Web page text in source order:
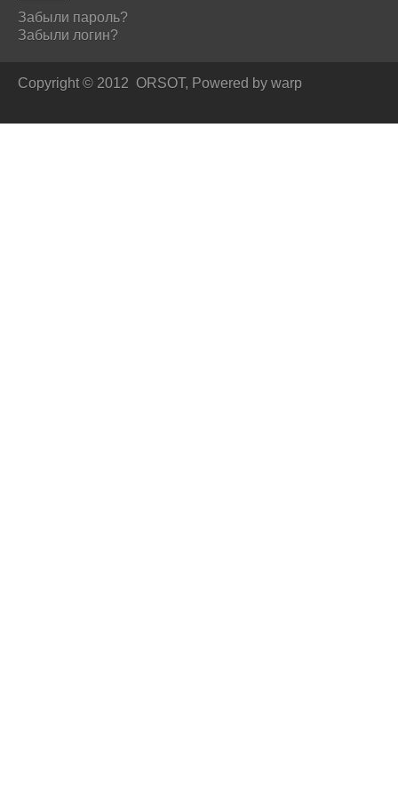
Забыли пароль?
Забыли логин?
Copyright © 2012 ORSOT, Powered by warp